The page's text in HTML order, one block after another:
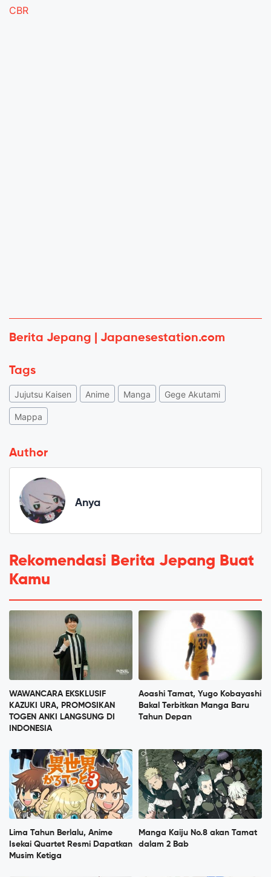
CBR
Berita Jepang | Japanesestation.com
Tags
Jujutsu Kaisen Anime Manga Gege Akutami
Mappa
Author
Anya
Rekomendasi Berita Jepang Buat
Kamu
WAWANCARA EKSKLUSIF
KAZUKI URA, PROMOSIKAN
TOGEN ANKI LANGSUNG DI
INDONESIA
Aoashi Tamat, Yugo Kobayashi
Bakal Terbitkan Manga Baru
Tahun Depan
Lima Tahun Berlalu, Anime
Isekai Quartet Resmi Dapatkan
Musim Ketiga
Manga Kaiju No.8 akan Tamat
dalam 2 Bab